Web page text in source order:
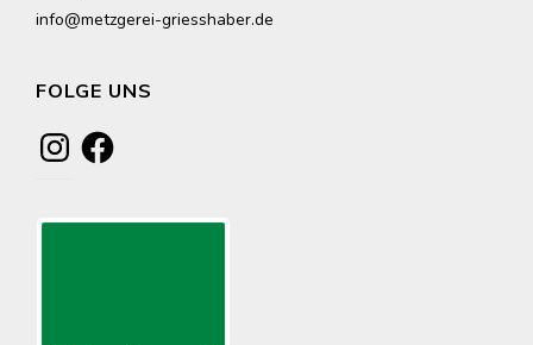
info@metzgerei-griesshaber.de
FOLGE UNS
InstagramFacebook